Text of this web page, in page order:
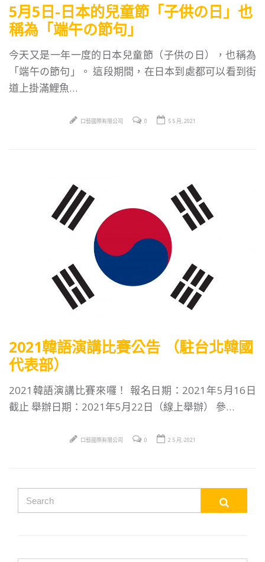
5月5日-日本的兒童節「子供の日」也
稱為「端午の節句」
今天又是一年一度的日本兒童節（子供の日），也稱為
「端午の節句」。 這段期間，在日本到處都可以看到街
道上掛滿鯉魚…
口藝國際有限公司 0 5 5 月, 2021
2021韓語演講比賽公告 （駐台北韓國
代表部）
2021韓語演講比賽來囉！ 報名日期：2021年5月16日
截止 舉辦日期：2021年5月22日（線上舉辦） 參…
口藝國際有限公司 0 2 5 月, 2021